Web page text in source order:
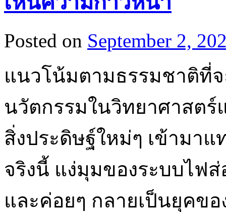
Posted on September 2,
แนวโน้มตามธรรมชาติที่
นวัตกรรมในวิทยาศาสตร์
สิ่งประดิษฐ์ใหม่ๆ เข้ามา
จริงนี้ แง่มุมของระบบไฟส่
และค่อยๆ กลายเป็นยุคข